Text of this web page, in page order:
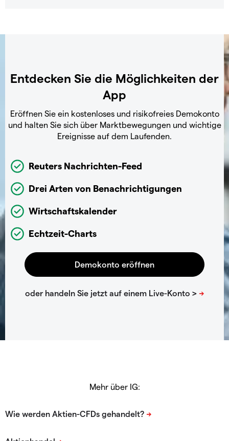
Entdecken Sie die Möglichkeiten der
App
Eröffnen Sie ein kostenloses und risikofreies Demokonto
und halten Sie sich über Marktbewegungen und wichtige
Ereignisse auf dem Laufenden.
Reuters Nachrichten-Feed
Drei Arten von Benachrichtigungen
Wirtschaftskalender
Echtzeit-Charts
Mehr über IG: